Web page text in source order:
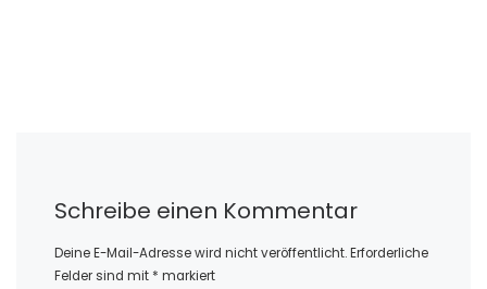
Schreibe einen Kommentar
Deine E-Mail-Adresse wird nicht veröffentlicht.Erforderliche
Felder sind mit * markiert